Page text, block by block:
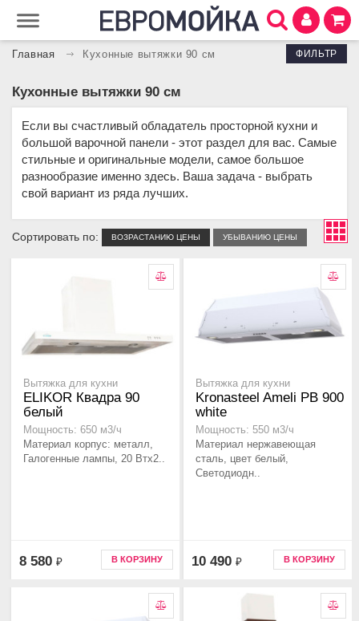
Главная Кухонные вытяжки 90 см ФИЛЬТР
Кухонные вытяжки 90 см
Если вы счастливый обладатель просторной кухни и
большой варочной панели - этот раздел для вас. Самые
стильные и оригинальные модели, самое большое
разнообразие именно здесь. Ваша задача - выбрать
свой вариант из ряда лучших.
Сортировать по: ВОЗРАСТАНИЮ ЦЕНЫ УБЫВАНИЮ ЦЕНЫ
Вытяжка для кухни
ELIKOR Квадра 90
белый
Мощность: 650 м3/ч
Материал корпус: металл,
Галогенные лампы, 20 Втx2..
8 580 ₽ В КОРЗИНУ
Вытяжка для кухни
Kronasteel Ameli PB 900
white
Мощность: 550 м3/ч
Материал нержавеющая
сталь, цвет белый,
Светодиодн..
10 490 ₽ В КОРЗИНУ